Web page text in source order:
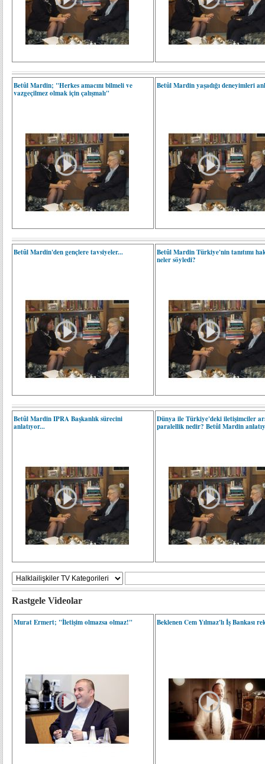
Betûl Mardin; "Herkes amacını bilmeli ve
vazgeçilmez olmak için çalışmalı"
Betûl Mardin yaşadığı deneyimleri
Betûl Mardin'den gençlere tavsiyeler...
Betûl Mardin Türkiye'nin tanıtımı
neler söyledi?
Betûl Mardin IPRA Başkanlık sürecini
anlatıyor...
Dünya ile Türkiye'deki iletişimciler
paralellik nedir? Betûl Mardin
Rastgele Videolar
Murat Ermert; "İletişim olmazsa olmaz!" Beklenen Cem Yılmaz'lı İş Bankası